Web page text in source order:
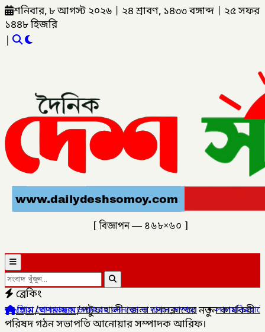
শনিবার, ৮ আগস্ট ২০২৬ ২৪ শ্রাবণ, ১৪৩৩ বঙ্গাব্দ
২৫ সফর
১৪৪৮ হিজরি
|
[ বিজ্ঞাপন — ৪৬৮×৬০ ]
ব্রেকিং
ডাক্তারের জানাজা ও দাফন সম্পন্ন।✦লালমনিরহাটের ৫
হোম/গণমাধ্যম/পটুয়াখালী জেলা প্রেসক্লাবের নতুন কার্যকরী
পরিষদ গঠন সভাপতি আনোয়ার সম্পাদক আরিফ।